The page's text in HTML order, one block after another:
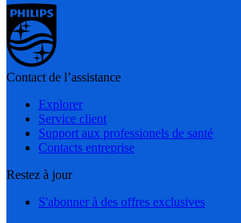
Contact de l’assistance
Explorer
Service client
Support aux professionels de santé
Contacts entreprise
Restez à jour
S'abonner à des offres exclusives